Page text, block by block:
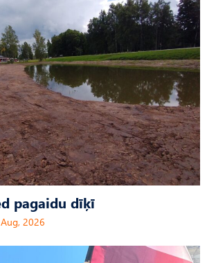
pagaidu dīķī
2026